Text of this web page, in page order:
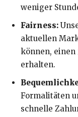
weniger
Fairness:
aktuellen
können, einen
erhalten.
Formalitäten
schnelle